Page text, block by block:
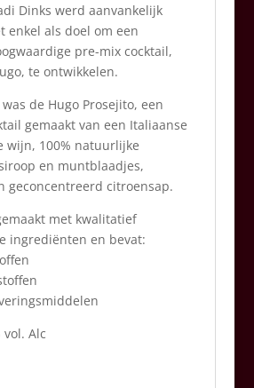
Dinks werd aanvankelijk
enkel als doel om een
pre-mix cocktail,
te ontwikkelen.
de Hugo Prosejito, een
gemaakt van een Italiaanse
wijn, 100% natuurlijke
en muntblaadjes,
geconcentreerd citroensap.
met kwalitatief
ingrediënten en bevat:
vol. Alc